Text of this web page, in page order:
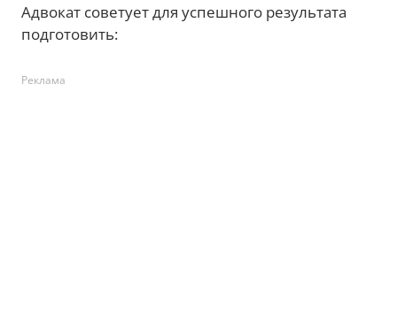
Адвокат советует для успешного результата
подготовить:
Реклама